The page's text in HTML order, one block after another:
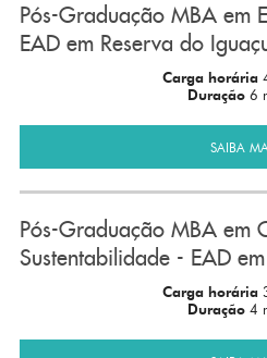
Pós-Graduação MBA em
EAD em Reserva do
Carga horária
Duração 6
SAIBA
Pós-Graduação MBA em
Sustentabilidade - EAD
Carga horária
Duração 4